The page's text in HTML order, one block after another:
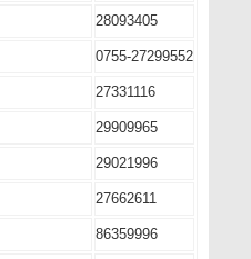
28093405
0755-27299552
27331116
29909965
29021996
27662611
86359996